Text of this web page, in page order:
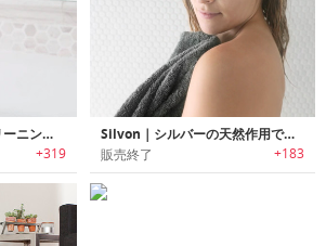
LUMIO｜UVセルフクリーニング機能搭載スマート歯ブラシ「ルミオ」
+319
Silvon｜シルバーの天然作用で細菌繁殖を99%抑える機能タオル「シルボン」
販売終了 +183